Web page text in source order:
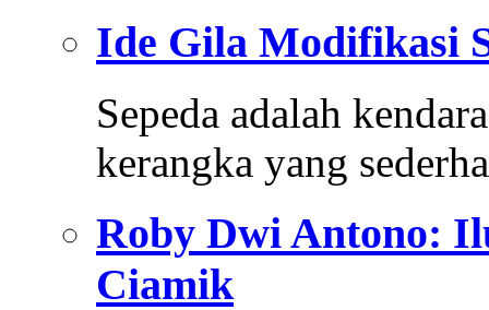
Ide Gila Modifikasi
Sepeda adalah
kerangka yang
Roby Dwi Antono:
Ciamik